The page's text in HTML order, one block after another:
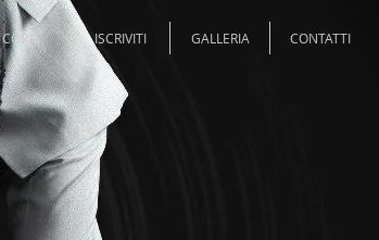
CORSI ISCRIVITI GALLERIA CONTATTI